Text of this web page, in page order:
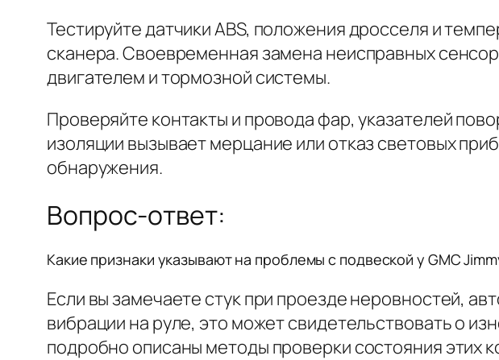
Тестируйте датчики ABS, положения дросселя и
сканера. Своевременная замена неисправных
двигателем и тормозной системы.
Проверяйте контакты и провода фар, указателей
изоляции вызывает мерцание или отказ световых
обнаружения.
Вопрос-ответ:
Какие признаки указывают на проблемы с подвеской у GMC
Если вы замечаете стук при проезде неровностей,
вибрации на руле, это может свидетельствовать о
подробно описаны методы проверки состояния этих